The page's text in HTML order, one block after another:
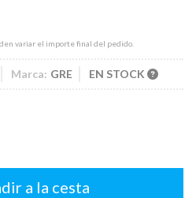
variar el importe final del pedido.
Marca: GRE EN STOCK
a la cesta